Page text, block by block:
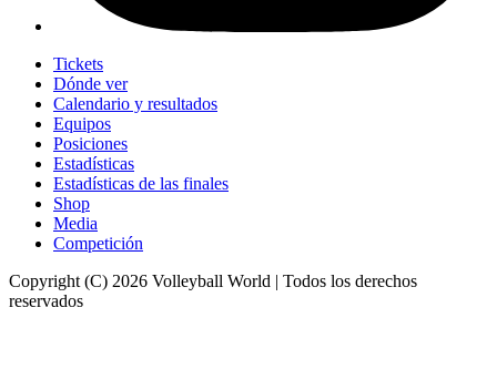
Tickets
Dónde ver
Calendario y resultados
Equipos
Posiciones
Estadísticas
Estadísticas de las finales
Shop
Media
Competición
Copyright (C) 2026 Volleyball World | Todos los derechos
reservados